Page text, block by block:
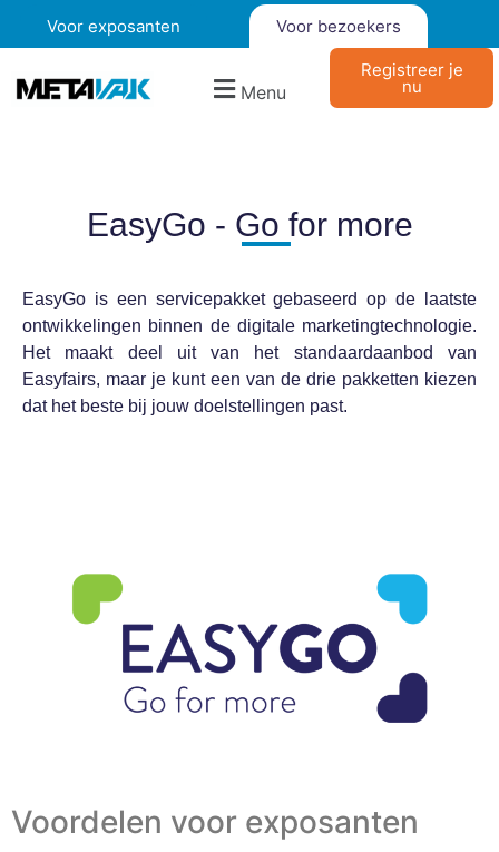
Voor exposanten Voor bezoekers
Menu
Registreer je
nu
EasyGo - Go for more
EasyGo is een servicepakket gebaseerd op de laatste
ontwikkelingen binnen de digitale marketingtechnologie.
Het maakt deel uit van het standaardaanbod van
Easyfairs, maar je kunt een van de drie pakketten kiezen
dat het beste bij jouw doelstellingen past.
Voordelen voor exposanten